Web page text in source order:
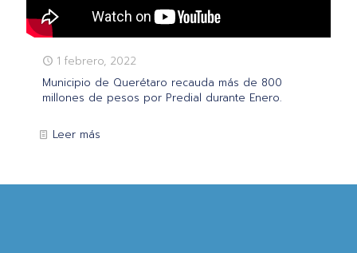
1 febrero, 2022
Municipio de Querétaro recauda más de 800
millones de pesos por Predial durante Enero.
Leer más